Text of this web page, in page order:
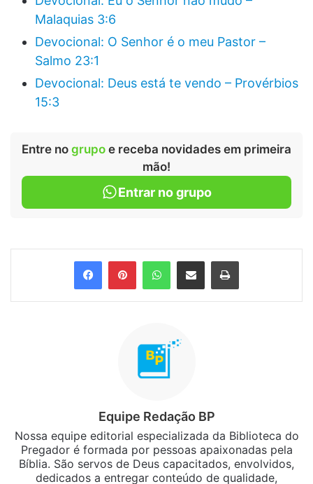
Malaquias 3:6
Devocional: O Senhor é o meu Pastor –
Salmo 23:1
Devocional: Deus está te vendo – Provérbios
15:3
Entre no grupo e receba novidades em primeira
mão!
Entrar no grupo
FacebookPinterestWhatsApp
Compartilhar via e-mail Imprimir
Equipe Redação BP
Nossa equipe editorial especializada da Biblioteca do
Pregador é formada por pessoas apaixonadas pela
Bíblia. São servos de Deus capacitados, envolvidos,
dedicados a entregar conteúdo de qualidade,